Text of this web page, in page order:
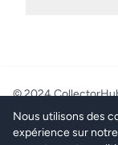
Nous utilisons des
expérience sur
© 2024
droits réservés.
PhilaJob -
Mettet/Belgique